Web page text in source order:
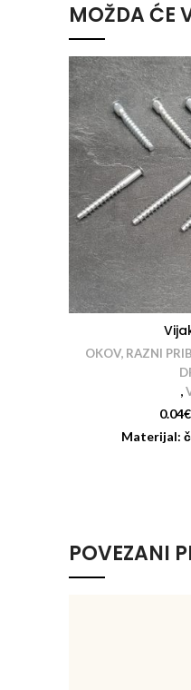
MOŽDA ĆE
OKOV, RAZNI
,
0.04€
Materijal:
POVEZANI